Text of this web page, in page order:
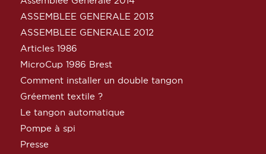
ASSEMBLEE GENERALE 2013
ASSEMBLEE GENERALE 2012
Articles 1986
MicroCup 1986 Brest
Comment installer un double tangon
Gréement textile ?
Le tangon automatique
Pompe à spi
Presse